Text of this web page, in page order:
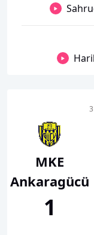
MKE
Ankaragücü
1